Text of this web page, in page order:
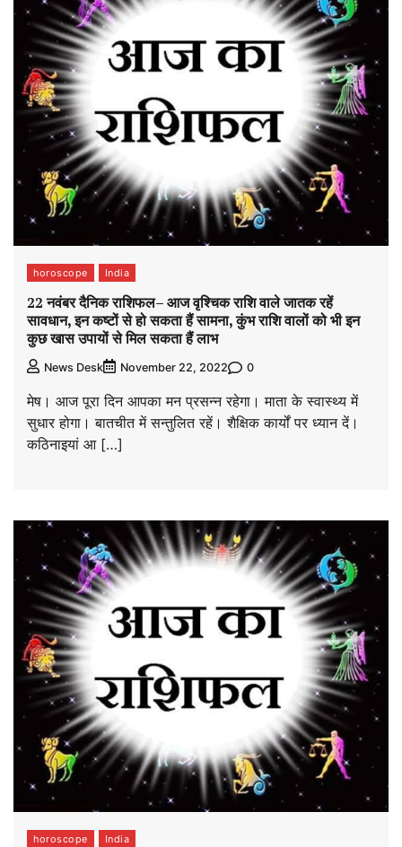
horoscope India
22 नवंबर दैनिक राशिफल– आज वृश्चिक राशि वाले जातक रहें
सावधान, इन कष्टों से हो सकता हैं सामना, कुंभ राशि वालों को भी इन
कुछ खास उपायों से मिल सकता हैं लाभ
News Desk November 22, 2022 0
मेष। आज पूरा दिन आपका मन प्रसन्न रहेगा। माता के स्वास्थ्य में
सुधार होगा। बातचीत में सन्तुलित रहें। शैक्षिक कार्यों पर ध्यान दें।
कठिनाइयां आ […]
horoscope India